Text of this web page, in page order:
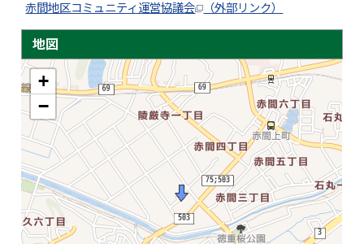
赤間地区コミュニティ運営協議会 （外部リンク）
地図
+
−